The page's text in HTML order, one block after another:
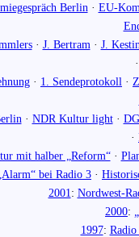
Berlin · EU-
· J. Bertram · J.
· 1. Sendeprotokoll ·
· NDR Kultur light·
·
mit halber „Reform“·
„Alarm“ bei Radio 3 ·
2001: Nordwest-
2000:
1997: